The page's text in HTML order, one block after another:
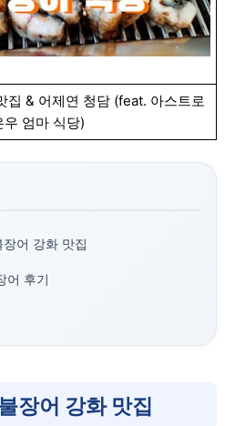
집 & 어제연 청담 (feat. 아스트로
우 엄마 식당)
어 강화 맛집
어 후기
장어 강화 맛집